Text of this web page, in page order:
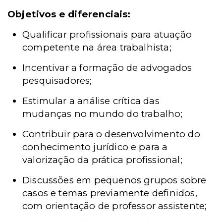
Objetivos e diferenciais:
Qualificar profissionais para atuação
competente na área trabalhista;
Incentivar a formação de advogados
pesquisadores;
Estimular a análise crítica das
mudanças no mundo do trabalho;
Contribuir para o desenvolvimento do
conhecimento jurídico e para a
valorização da prática profissional;
Discussões em pequenos grupos sobre
casos e temas previamente definidos,
com orientação de professor assistente;